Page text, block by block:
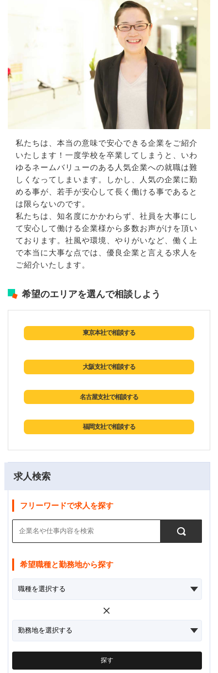
求人検索
フリーワードで求人を探す
希望職種と勤務地から探す
探す
私たちは、本当の意味で安心できる企業をご紹介
いたします！一度学校を卒業してしまうと、いわ
ゆるネームバリューのある人気企業への就職は難
しくなってしまいます。しかし、人気の企業に勤
める事が、若手が安心して長く働ける事であると
は限らないのです。
私たちは、知名度にかかわらず、社員を大事にし
て安心して働ける企業様から多数お声がけを頂い
ております。社風や環境、やりがいなど、働く上
で本当に大事な点では、優良企業と言える求人を
ご紹介いたします。
希望のエリアを選んで相談しよう
東京本社で相談する
大阪支社で相談する
名古屋支社で相談する
福岡支社で相談する